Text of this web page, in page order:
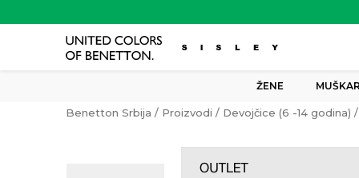
ŽENE
Benetton Srbija Proizvodi Devojčice (6 -14 godina)